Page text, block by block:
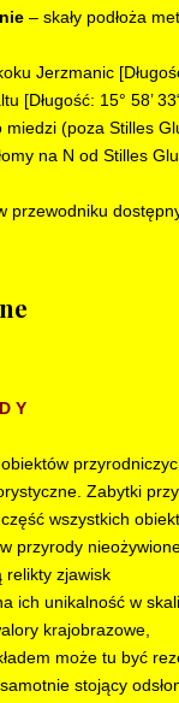
– skały podłoża
Jerzmanic
[Długość: 15° 58’
(poza Stilles
na N od Stilles
przewodniku
Y
Zabytki
wszystkich
przyrody
relikty zjawisk
ich unikalność w skali
krajobrazowe,
może tu być
stojący